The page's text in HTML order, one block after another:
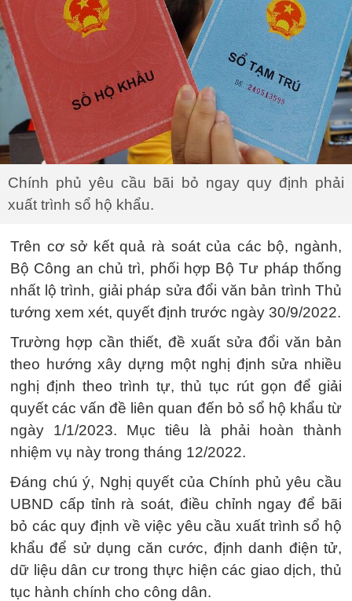
Chính phủ yêu cầu bãi bỏ ngay quy định phải
xuất trình sổ hộ khẩu.
Trên cơ sở kết quả rà soát của các bộ, ngành,
Bộ Công an chủ trì, phối hợp Bộ Tư pháp thống
nhất lộ trình, giải pháp sửa đổi văn bản trình Thủ
tướng xem xét, quyết định trước ngày 30/9/2022.
Trường hợp cần thiết, đề xuất sửa đổi văn bản
theo hướng xây dựng một nghị định sửa nhiều
nghị định theo trình tự, thủ tục rút gọn để giải
quyết các vấn đề liên quan đến bỏ sổ hộ khẩu từ
ngày 1/1/2023. Mục tiêu là phải hoàn thành
nhiệm vụ này trong tháng 12/2022.
Đáng chú ý, Nghị quyết của Chính phủ yêu cầu
UBND cấp tỉnh rà soát, điều chỉnh ngay để bãi
bỏ các quy định về việc yêu cầu xuất trình sổ hộ
khẩu để sử dụng căn cước, định danh điện tử,
dữ liệu dân cư trong thực hiện các giao dịch, thủ
tục hành chính cho công dân.